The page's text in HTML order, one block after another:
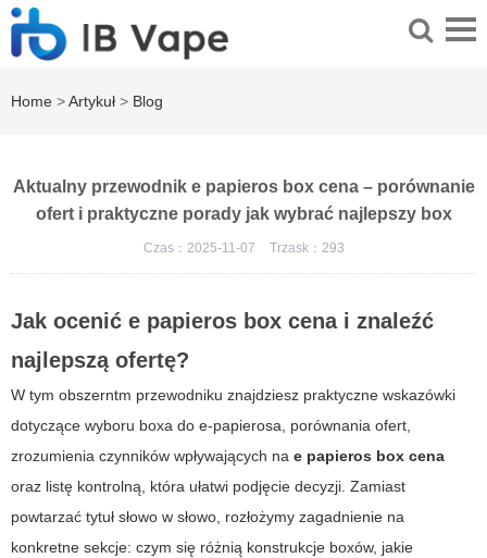
Home >Artykuł > Blog
Aktualny przewodnik e papieros box cena – porównanie
ofert i praktyczne porady jak wybrać najlepszy box
Czas：2025-11-07 Trzask： 293
Jak ocenić e papieros box cenai znaleźć
najlepszą ofertę?
W tym obszerntm przewodniku znajdziesz praktyczne wskazówki
dotyczące wyboru boxa do e-papierosa, porównania ofert,
zrozumienia czynników wpływających na e papieros box cena
oraz listę kontrolną, która ułatwi podjęcie decyzji. Zamiast
powtarzać tytuł słowo w słowo, rozłożymy zagadnienie na
konkretne sekcje: czym się różnią konstrukcje boxów, jakie